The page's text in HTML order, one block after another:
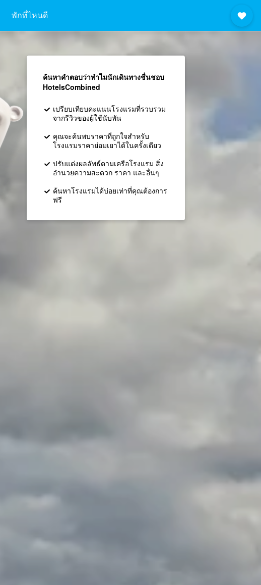
พักที่ไหนดี
ค้นหาคำตอบว่าทำไมนักเดินทางชื่นชอบ
HotelsCombined
เปรียบเทียบคะแนนโรงแรมที่รวบรวม
จากรีวิวของผู้ใช้นับพัน
คุณจะค้นพบราคาที่ถูกใจสำหรับ
โรงแรมราคาย่อมเยาได้ในครั้งเดียว
ปรับแต่งผลลัพธ์ตามเครือโรงแรม สิ่ง
อำนวยความสะดวก ราคา และอื่นๆ
ค้นหาโรงแรมได้บ่อยเท่าที่คุณต้องการ
ฟรี